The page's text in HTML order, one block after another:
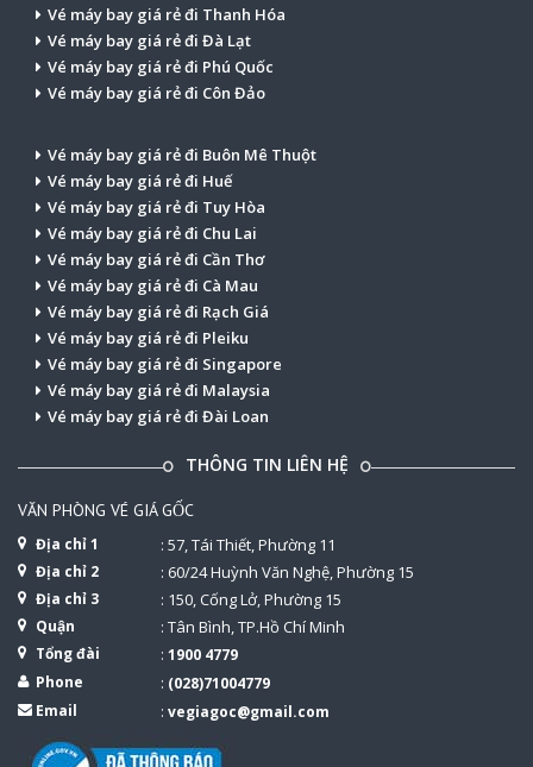
Vé máy bay giá rẻ đi Thanh Hóa
Vé máy bay giá rẻ đi Đà Lạt
Vé máy bay giá rẻ đi Phú Quốc
Vé máy bay giá rẻ đi Côn Đảo
Vé máy bay giá rẻ đi Buôn Mê Thuột
Vé máy bay giá rẻ đi Huế
Vé máy bay giá rẻ đi Tuy Hòa
Vé máy bay giá rẻ đi Chu Lai
Vé máy bay giá rẻ đi Cần Thơ
Vé máy bay giá rẻ đi Cà Mau
Vé máy bay giá rẻ đi Rạch Giá
Vé máy bay giá rẻ đi Pleiku
Vé máy bay giá rẻ đi Singapore
Vé máy bay giá rẻ đi Malaysia
Vé máy bay giá rẻ đi Đài Loan
THÔNG TIN LIÊN HỆ
VĂN PHÒNG VÉ GIÁ GỐC
Địa chỉ 1 : 57, Tái Thiết, Phường 11
Địa chỉ 2 : 60/24 Huỳnh Văn Nghệ, Phường 15
Địa chỉ 3 : 150, Cống Lở, Phường 15
Quận : Tân Bình, TP.Hồ Chí Minh
Tổng đài : 1900 4779
Phone
: (028)71004779
Email
: vegiagoc@gmail.com